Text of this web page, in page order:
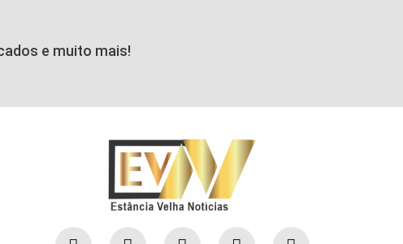
e muito mais!